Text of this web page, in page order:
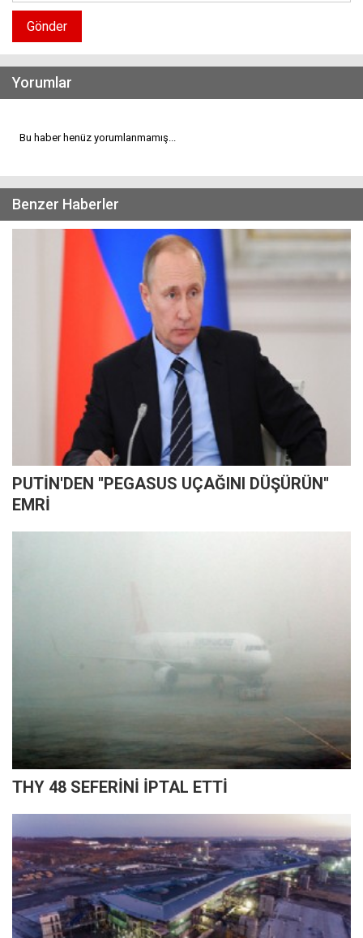
Gönder
Yorumlar
Bu haber henüz yorumlanmamış...
Benzer Haberler
PUTİN'DEN ''PEGASUS UÇAĞINI DÜŞÜRÜN''
EMRİ
THY 48 SEFERİNİ İPTAL ETTİ